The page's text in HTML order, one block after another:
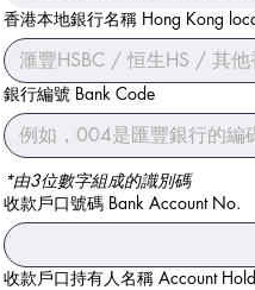
香港本地銀行名稱 Hong Kong
銀行編號 Bank Code
*由3位數字組成的識別碼
收款戶口號碼 Bank Account No.
收款戶口持有人名稱 Account